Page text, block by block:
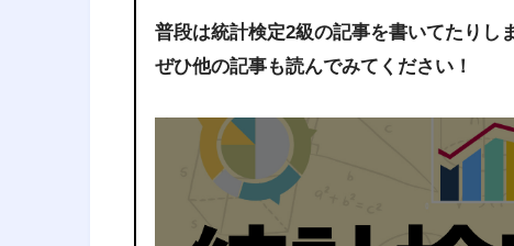
割当問題の制約条
みた 1
「従業員が複数の仕事を
普段は統計検定2級の記事を書いてたりし
ぜひ他の記事も読んでみてください！